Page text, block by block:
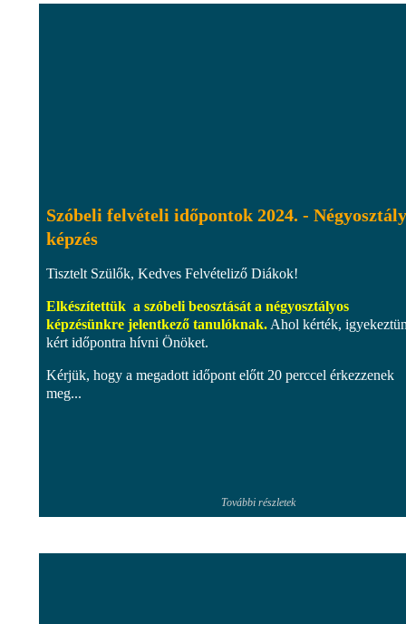
Szóbeli felvételi időpontok 2024. -
képzés
Tisztelt Szülők, Kedves Felvételiző Diákok!
Elkészítettük a szóbeli beosztását a négyosztályos
képzésünkre jelentkező tanulóknak. Ahol kérték,
kért időpontra hívni Önöket.
Kérjük, hogy a megadott időpont előtt 20 perccel érkezzenek
meg...
További részletek